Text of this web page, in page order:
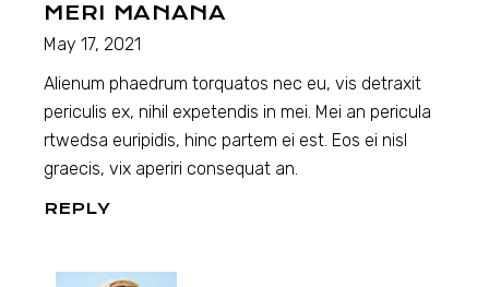
MERI MANANA
May 17, 2021
Alienum phaedrum torquatos nec eu, vis detraxit
periculis ex, nihil expetendis in mei. Mei an pericula
rtwedsa euripidis, hinc partem ei est. Eos ei nisl
graecis, vix aperiri consequat an.
REPLY